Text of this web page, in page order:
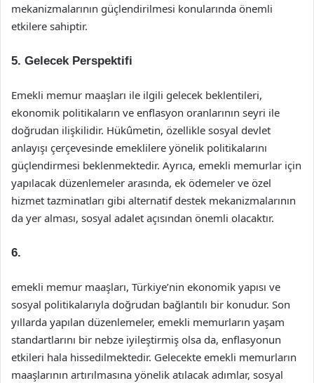
mekanizmalarının güçlendirilmesi konularında önemli
etkilere sahiptir.
5. Gelecek Perspektifi
Emekli memur maaşları ile ilgili gelecek beklentileri,
ekonomik politikaların ve enflasyon oranlarının seyri ile
doğrudan ilişkilidir. Hükûmetin, özellikle sosyal devlet
anlayışı çerçevesinde emeklilere yönelik politikalarını
güçlendirmesi beklenmektedir. Ayrıca, emekli memurlar için
yapılacak düzenlemeler arasında, ek ödemeler ve özel
hizmet tazminatları gibi alternatif destek mekanizmalarının
da yer alması, sosyal adalet açısından önemli olacaktır.
6.
emekli memur maaşları, Türkiye’nin ekonomik yapısı ve
sosyal politikalarıyla doğrudan bağlantılı bir konudur. Son
yıllarda yapılan düzenlemeler, emekli memurların yaşam
standartlarını bir nebze iyileştirmiş olsa da, enflasyonun
etkileri hala hissedilmektedir. Gelecekte emekli memurların
maaşlarının artırılmasına yönelik atılacak adımlar, sosyal